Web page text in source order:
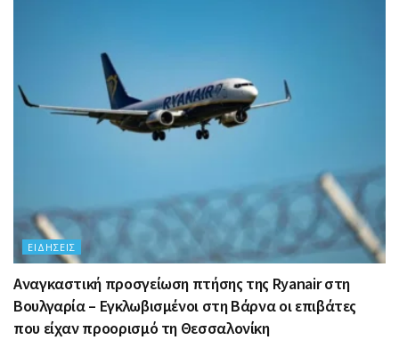
ΕΙΔΉΣΕΙΣ
Αναγκαστική προσγείωση πτήσης της Ryanair στη
Βουλγαρία – Εγκλωβισμένοι στη Βάρνα οι επιβάτες
που είχαν προορισμό τη Θεσσαλονίκη